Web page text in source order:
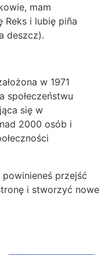
mam
Reks i lubię piña
deszcz).
w 1971
społeczeństwu
się w
2000 osób i
przejść
i stworzyć nowe